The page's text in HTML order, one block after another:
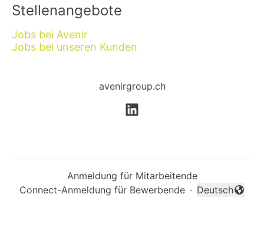
Stellenangebote
Jobs bei Avenir
Jobs bei unseren Kunden
avenirgroup.ch
Anmeldung für Mitarbeitende
Connect-Anmeldung für Bewerbende ·
Sprache
Deutsch